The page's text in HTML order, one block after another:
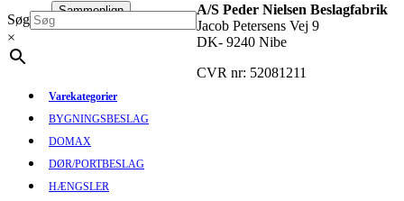
Sammenlign
Søg
×
Varekategorier
BYGNINGSBESLAG
DOMAX
DØR/PORTBESLAG
HÆNGSLER
A/S Peder Nielsen Beslagfabrik
Jacob Petersens Vej 9
DK- 9240 Nibe
CVR nr: 52081211